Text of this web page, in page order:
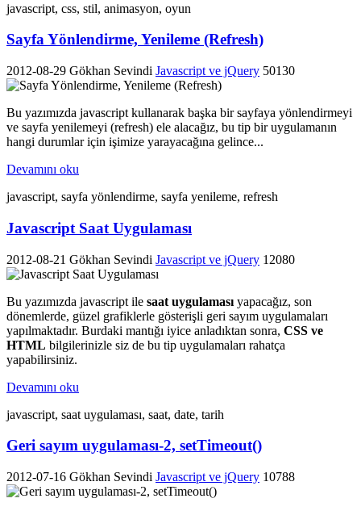
javascript, css, stil, animasyon, oyun
Sayfa Yönlendirme, Yenileme (Refresh)
2012-08-29 Gökhan Sevindi Javascript ve jQuery 50130
Bu yazımızda javascript kullanarak başka bir sayfaya yönlendirmeyi
ve sayfa yenilemeyi (refresh) ele alacağız, bu tip bir uygulamanın
hangi durumlar için işimize yarayacağına gelince...
Devamını oku
javascript, sayfa yönlendirme, sayfa yenileme, refresh
Javascript Saat Uygulaması
2012-08-21 Gökhan Sevindi Javascript ve jQuery 12080
Bu yazımızda javascript ile saat uygulaması yapacağız, son
dönemlerde, güzel grafiklerle gösterişli geri sayım uygulamaları
yapılmaktadır. Burdaki mantığı iyice anladıktan sonra, CSS ve
HTML bilgilerinizle siz de bu tip uygulamaları rahatça
yapabilirsiniz.
Devamını oku
javascript, saat uygulaması, saat, date, tarih
Geri sayım uygulaması-2, setTimeout()
2012-07-16 Gökhan Sevindi Javascript ve jQuery 10788